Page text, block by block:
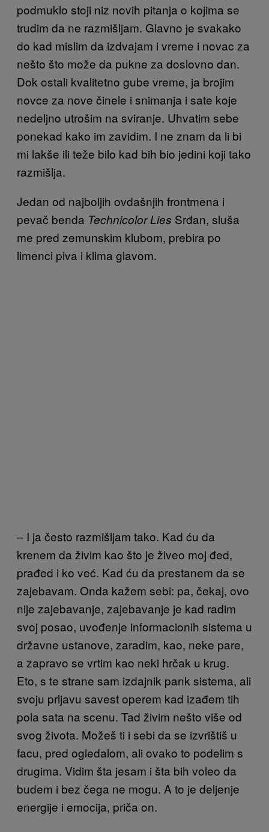
podmuklo stoji niz novih pitanja o kojima se
trudim da ne razmišljam. Glavno je svakako
do kad mislim da izdvajam i vreme i novac za
nešto što može da pukne za doslovno dan.
Dok ostali kvalitetno gube vreme, ja brojim
novce za nove činele i snimanja i sate koje
nedeljno utrošim na sviranje. Uhvatim sebe
ponekad kako im zavidim. I ne znam da li bi
mi lakše ili teže bilo kad bih bio jedini koji tako
razmišlja.
Jedan od najboljih ovdašnjih frontmena i
pevač benda Technicolor Lies Srđan, sluša
me pred zemunskim klubom, prebira po
limenci piva i klima glavom.
– I ja često razmišljam tako. Kad ću da
krenem da živim kao što je živeo moj đed,
prađed i ko već. Kad ću da prestanem da se
zajebavam. Onda kažem sebi: pa, čekaj, ovo
nije zajebavanje, zajebavanje je kad radim
svoj posao, uvođenje informacionih sistema u
državne ustanove, zaradim, kao, neke pare,
a zapravo se vrtim kao neki hrčak u krug.
Eto, s te strane sam izdajnik pank sistema, ali
svoju prljavu savest operem kad izađem tih
pola sata na scenu. Tad živim nešto više od
svog života. Možeš ti i sebi da se izvrištiš u
facu, pred ogledalom, ali ovako to podelim s
drugima. Vidim šta jesam i šta bih voleo da
budem i bez čega ne mogu. A to je deljenje
energije i emocija, priča on.